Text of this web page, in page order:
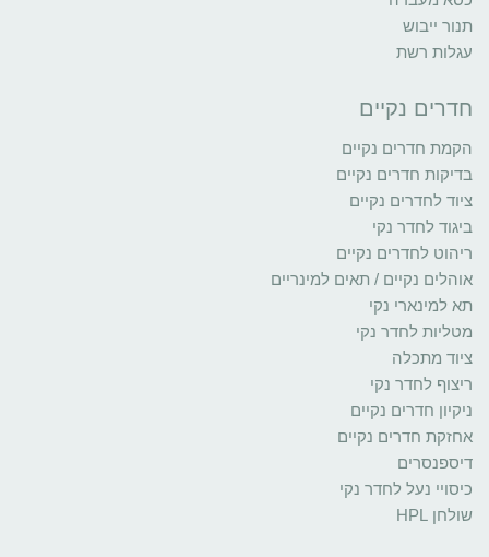
תנור ייבוש
עגלות רשת
חדרים נקיים
הקמת חדרים נקיים
בדיקות חדרים נקיים
ציוד לחדרים נקיים
ביגוד לחדר נקי
ריהוט לחדרים נקיים
אוהלים נקיים / תאים למינריים
תא למינארי נקי
מטליות לחדר נקי
ציוד מתכלה
ריצוף לחדר נקי
ניקיון חדרים נקיים
אחזקת חדרים נקיים
דיספנסרים
כיסויי נעל לחדר נקי
שולחן HPL